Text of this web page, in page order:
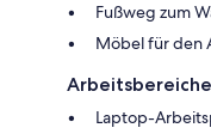
Fußweg zum
Möbel für den
Arbeitsbereiche
Laptop-